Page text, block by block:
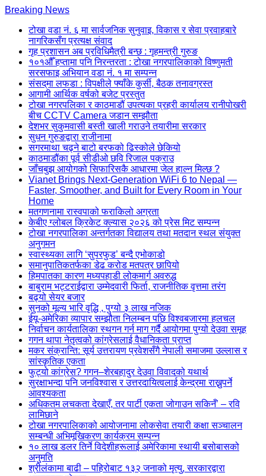
Skip
content
(Press
Enter)
Breaking News
टोखा वडा नं. ६ मा सार्वजनिक सुनुवाइ, विकास र सेवा प्रवाहबारे
नागरिकसँग प्रत्यक्ष संवाद
गृह प्रशासन अब प्रविधिमैत्री बन्छ : गृहमन्त्री गुरुङ
१०१औँ हप्तामा पनि निरन्तरता : टोखा नगरपालिकाको विष्णुमती
सरसफाइ अभियान वडा नं. १ मा सम्पन्न
संसद्‌मा लफडा : विपक्षीले फ्याँके कुर्सी, बैठक तनावग्रस्त
आगामी आर्थिक वर्षको बजेट प्रस्तुत
टोखा नगरपलिका र काठमाडौं उपत्यका प्रहरी कार्यालय रानीपोखरी
बीच CCTV Camera जडान सम्झौता
देशभर सुकुमवासी बस्ती खाली गराउने तयारीमा सरकार
सुधन गुरुङद्वारा राजीनामा
सगरमाथा चढ्ने बाटो बरफको ढिस्कोले छेकियो
काठमाडौंका पूर्व सीडीओ छवि रिजाल पक्राउ
जाँचबुझ आयोगको सिफारिसकै आधारमा जेल हाल्न मिल्छ ?
Vianet Brings Next-Generation WiFi 6 to Nepal —
Faster, Smoother, and Built for Every Room in Your
Home
मतगणनामा रास्वपाको फराकिलो अग्रता
केबीए ग्लोबल क्रिकेट क्ल्यास २०२६ को प्रेस मिट सम्पन्न
टोखा नगरपालिका अन्तर्गतका विद्यालय तथा मतदान स्थल संयुक्त
अनुगमन
स्वास्थ्यका लागि ‘सुपरफुड’ बन्दै एभोकाडो
समानुपातिकतर्फका डेढ करोड मतपत्र छापियो
हिमपातका कारण मध्यपहाडी लोकमार्ग अवरुद्ध
बाबुराम भट्टराईद्वारा उम्मेदवारी फिर्ता, राजनीतिक वृत्तमा तरंग
बढ्यो सेयर बजार
सुनको मूल्य भारि वृद्धि , पुग्यो ३ लाख नजिक
ईयू-अमेरिका व्यापार सम्झौता निलम्बन पछि विश्वबजारमा हलचल
निर्वाचन कार्यतालिका स्थगन गर्न माग गर्दै आयोगमा पुग्यो देउवा समूह
गगन थापा नेतृत्वको कांग्रेसलाई वैधानिकता प्राप्त
मकर संक्रान्ति: सूर्य उत्तरायण प्रवेशसँगै नेपाली समाजमा उल्लास र
सांस्कृतिक एकता
फुट्यो कांग्रेस? गगन–शेरबहादुर देउवा विवादको यथार्थ
सुरक्षाभन्दा पनि जनविश्वास र उत्तरदायित्वलाई केन्द्रमा राख्नुपर्ने
आवश्यकता
अधिकतम लचकता देखाएँ, तर पार्टी एकता जोगाउन सकिनँ’ – रवि
लामिछाने
टोखा नगरपालिकाको आयोजनामा लोकसेवा तयारी कक्षा सञ्चालन
सम्बन्धी अभिमूखिकरण कार्यक्रम सम्पन्न
१० लाख डलर तिर्ने विदेशीहरूलाई अमेरिकामा स्थायी बसोबासको
अनुमति
श्रीलंकामा बाढी – पहिरोबाट १३२ जनाको मृत्यु, सरकारद्वारा